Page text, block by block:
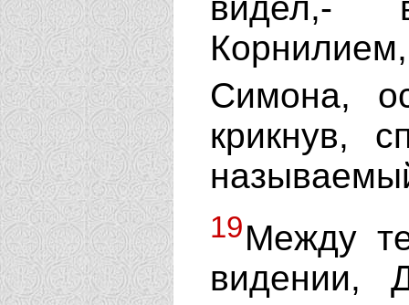
видел,-
Симона,
крикнув,
19Между
видении,